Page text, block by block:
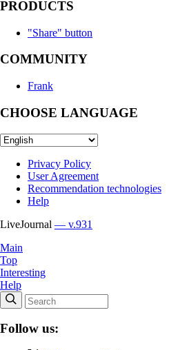
PRODUCTS
"Share" button
COMMUNITY
Frank
CHOOSE LANGUAGE
Privacy Policy
User Agreement
Recommendation technologies
Help
LiveJournal — v.931
Main
Top
Interesting
Help
Follow us: